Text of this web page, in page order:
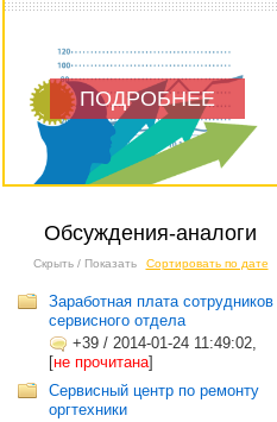
ПОДРОБНЕЕ
Обсуждения-аналоги
Скрыть / Показать Сортировать по дате
Заработная плата сотрудников
сервисного отдела
+39 / 2014-01-24 11:49:02,
[не прочитана]
Сервисный центр по ремонту
оргтехники